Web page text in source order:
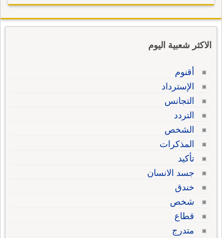
الاكثر شعبية اليوم
أقنوم
الإسترداد
التجانس
التردد
الشخص
المذكرات
تأكيد
جسد الانسان
خندق
شخص
قطاع
متدرج